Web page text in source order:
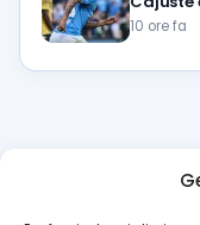
10 ore fa